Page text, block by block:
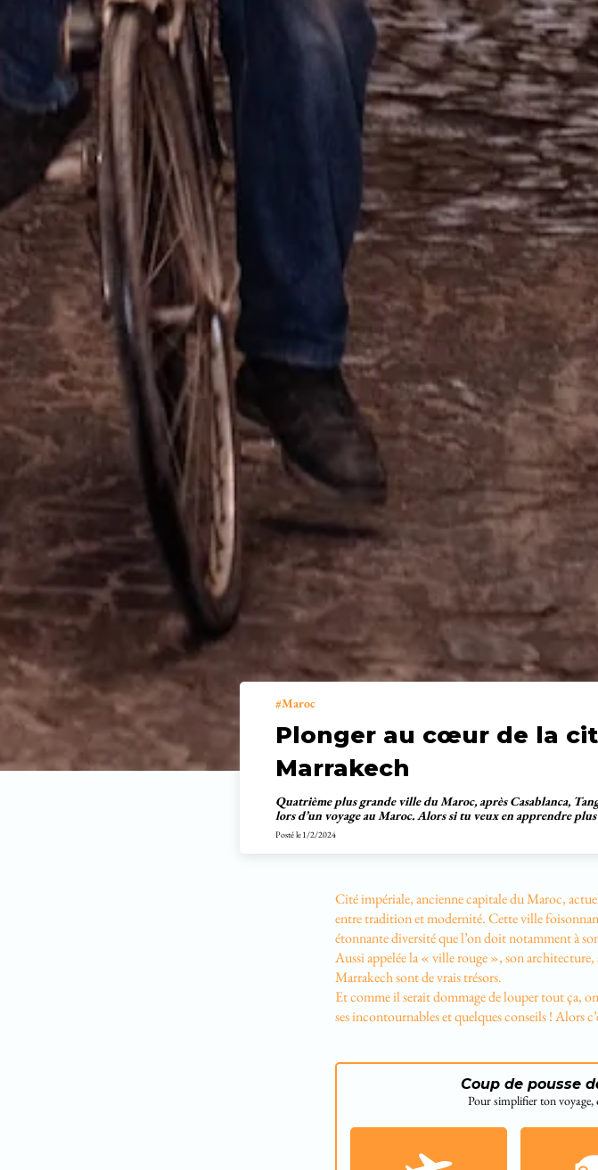
Maroc
Plonger au cœur de la
Marrakech
Quatrième plus grande ville du Maroc, après Casablanca,
lors d’un voyage au Maroc. Alors si tu veux en apprendre
Posté le1/2/2024
Cité impériale, ancienne capitale du Maroc,
entre tradition et modernité. Cette ville
étonnante diversité que l’on doit notamment à
Aussi appelée la « ville rouge », son
Marrakech sont de vrais trésors.
Et comme il serait dommage de louper tout ça,
ses incontournables et quelques conseils ! Alors
Coup de pousse
Pour simplifier ton voyage,